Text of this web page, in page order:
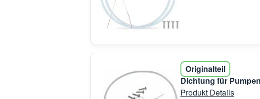
Originalteil
Dichtung für
Produkt Details